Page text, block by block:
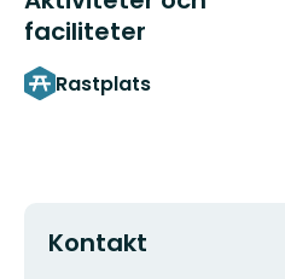
faciliteter
Rastplats
Kontakt